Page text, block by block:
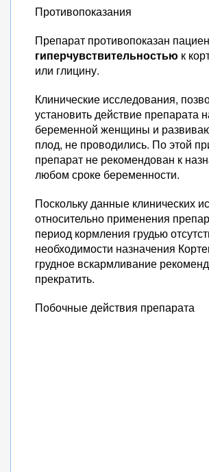
Противопоказания
Препарат противопоказан
гиперчувствительностью к
или глицину.
Клинические исследования,
установить действие препарата
беременной женщины и
плод, не проводились. По этой
препарат не рекомендован к
любом сроке беременности.
Поскольку данные клинических
относительно применения
период кормления грудью
необходимости назначения
грудное вскармливание
прекратить.
Побочные действия препарата